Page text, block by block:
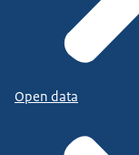
Open data